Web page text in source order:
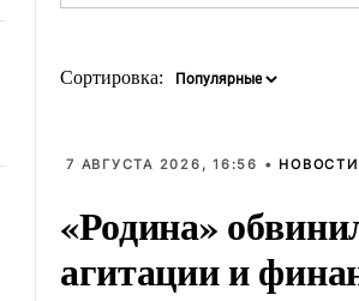
Сортировка:
7 АВГУСТА 2026, 16:56 •
«Родина»
агитации и